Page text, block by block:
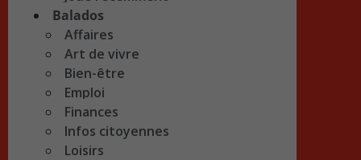
Balados
Affaires
Art de vivre
Bien-être
Emploi
Finances
Infos citoyennes
Loisirs